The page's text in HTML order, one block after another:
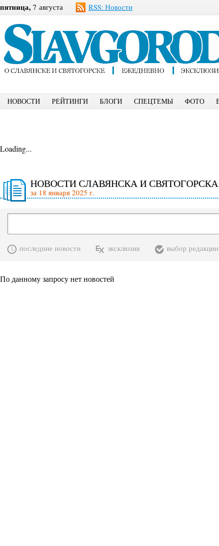
пятница, 7 августа RSS: Новости
НОВОСТИ РЕЙТИНГИ БЛОГИ СПЕЦТЕМЫ ФОТО
Loading...
НОВОСТИ СЛАВЯНСКА И
за 18 января 2025 г.
последние новости эксклюзив выбор редакции
По данному запросу нет новостей